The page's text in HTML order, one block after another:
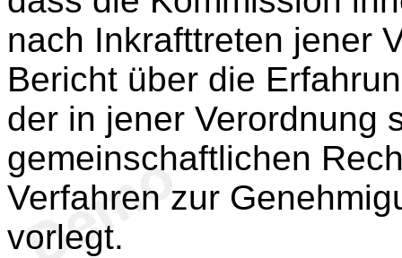
nach Inkrafttreten jener
Bericht über die
der in jener Verordnung
gemeinschaftlichen
Verfahren zur
vorlegt.